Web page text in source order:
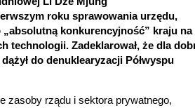
roku sprawowania urzędu,
„absolutną konkurencyjność” kraju na
technologii. Zadeklarował, że dla
do denuklearyzacji Półwyspu
zasoby rządu i sektora prywatnego,